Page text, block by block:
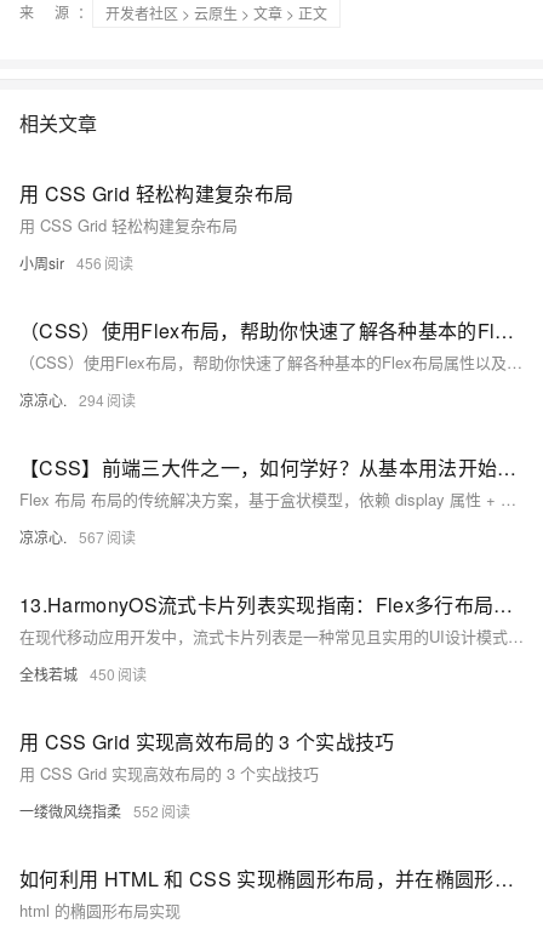
来 源： 开发者社区 > 云原生 > 文章 > 正文
相关文章
用 CSS Grid 轻松构建复杂布局
用 CSS Grid 轻松构建复杂布局
小周sir 456
（CSS）使用Flex布局，帮助你快速了解各种基本的Flex布局属性以及帮你让元素快速达到布局中的指定位置！
（CSS）使用Flex布局，帮助你快速了解各种基本的Flex布局属性以及帮你让元素快速达到布局中的指定位置！
凉凉心. 294
【CSS】前端三大件之一，如何学好？从基本用法开始吧！（六）：全方面分析css的Flex布局，从纵、横两个坐标开始进行居中、两端等元素分布模式；刨析元素间隔、排序模式等
Flex 布局 布局的传统解决方案，基于盒状模型，依赖 display 属性 + position属性 + float属性。它对于那些特殊布局非常不方便，比如，垂直居中就不容易实现。 2009年，W3C 提出了一种新的方案----Flex 布局，可以简便、完整、响应式地实现各种页面布局。目前，它已经得到了所有浏览器的支持，这意味着，现在就能很安全地使用这项功能。 一、Flex 布局是什么？ Flex 是 Flexible Box 的缩写，意为"弹性布局"，用来为盒状模型提供最大的灵活性。
凉凉心. 567
13.HarmonyOS流式卡片列表实现指南：Flex多行布局详解
在现代移动应用开发中，流式卡片列表是一种常见且实用的UI设计模式。它能够自适应屏幕宽度，在有限空间内高效展示多个内容项。本教程将详细讲解如何使用HarmonyOS的ArkUI框架中的Flex组件实现一个灵活的流式卡片列表，重点关注多行布局与对齐策略的应用。
全栈若城 450
用 CSS Grid 实现高效布局的 3 个实战技巧
用 CSS Grid 实现高效布局的 3 个实战技巧
一缕微风绕指柔 552
如何利用 HTML 和 CSS 实现椭圆形布局，并在椭圆形路径上渲染可点击座位？
html 的椭圆形布局实现